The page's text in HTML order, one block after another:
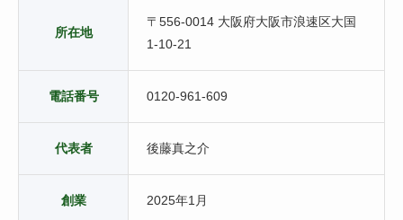
所在地
〒556-0014 大阪府大阪市浪速区大国
1-10-21
電話番号 0120-961-609
代表者 後藤真之介
創業 2025年1月